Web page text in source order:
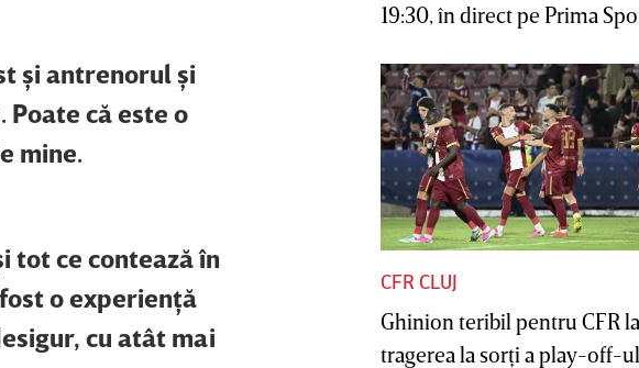
şi antrenorul şi
că este o
mine.
tot ce contează în
o experienţă
cu atât mai
19:30, în direct pe Prima
CFR CLUJ
Ghinion teribil pentru CFR la
tragerea la sorţi a play-off-